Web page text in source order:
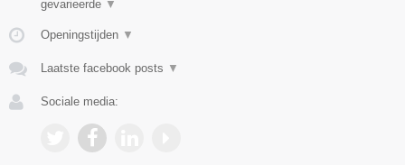
gevarieerde ▼
Openingstijden ▼
Laatste facebook posts ▼
Sociale media: